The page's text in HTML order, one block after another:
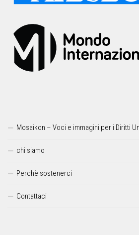
Mosaikon – Voci e immagini per i Diritti
chi siamo
Perchè sostenerci
Contattaci